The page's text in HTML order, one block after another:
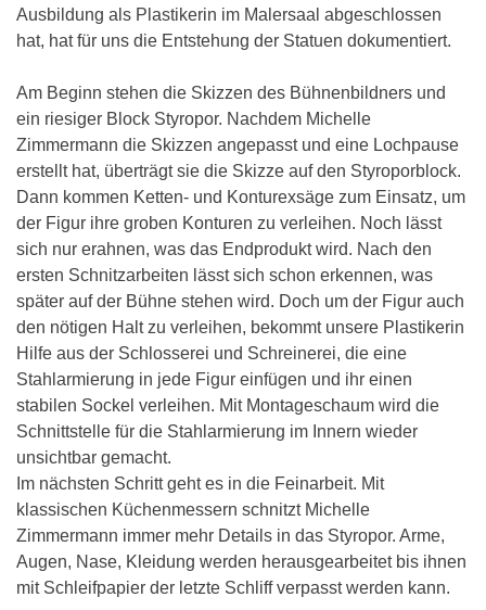
Ausbildung als Plastikerin im Malersaal abgeschlossen
hat, hat für uns die Entstehung der Statuen dokumentiert.
Am Beginn stehen die Skizzen des Bühnenbildners und
ein riesiger Block Styropor. Nachdem Michelle
Zimmermann die Skizzen angepasst und eine Lochpause
erstellt hat, überträgt sie die Skizze auf den Styroporblock.
Dann kommen Ketten- und Konturexsäge zum Einsatz, um
der Figur ihre groben Konturen zu verleihen. Noch lässt
sich nur erahnen, was das Endprodukt wird. Nach den
ersten Schnitzarbeiten lässt sich schon erkennen, was
später auf der Bühne stehen wird. Doch um der Figur auch
den nötigen Halt zu verleihen, bekommt unsere Plastikerin
Hilfe aus der Schlosserei und Schreinerei, die eine
Stahlarmierung in jede Figur einfügen und ihr einen
stabilen Sockel verleihen. Mit Montageschaum wird die
Schnittstelle für die Stahlarmierung im Innern wieder
unsichtbar gemacht.
Im nächsten Schritt geht es in die Feinarbeit. Mit
klassischen Küchenmessern schnitzt Michelle
Zimmermann immer mehr Details in das Styropor. Arme,
Augen, Nase, Kleidung werden herausgearbeitet bis ihnen
mit Schleifpapier der letzte Schliff verpasst werden kann.